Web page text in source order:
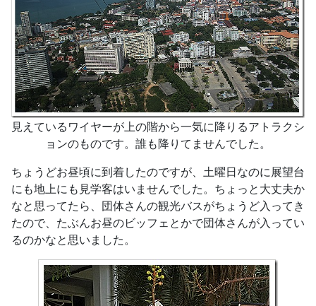
見えているワイヤーが上の階から一気に降りるアトラクシ
ョンのものです。誰も降りてませんでした。
ちょうどお昼頃に到着したのですが、土曜日なのに展望台
にも地上にも見学客はいませんでした。ちょっと大丈夫か
なと思ってたら、団体さんの観光バスがちょうど入ってき
たので、たぶんお昼のビッフェとかで団体さんが入ってい
るのかなと思いました。